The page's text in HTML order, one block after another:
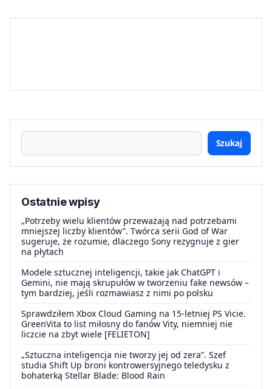
Szukaj
Ostatnie wpisy
„Potrzeby wielu klientów przeważają nad potrzebami
mniejszej liczby klientów”. Twórca serii God of War
sugeruje, że rozumie, dlaczego Sony rezygnuje z gier
na płytach
Modele sztucznej inteligencji, takie jak ChatGPT i
Gemini, nie mają skrupułów w tworzeniu fake newsów –
tym bardziej, jeśli rozmawiasz z nimi po polsku
Sprawdziłem Xbox Cloud Gaming na 15-letniej PS Vicie.
GreenVita to list miłosny do fanów Vity, niemniej nie
liczcie na zbyt wiele [FELIETON]
„Sztuczna inteligencja nie tworzy jej od zera”. Szef
studia Shift Up broni kontrowersyjnego teledysku z
bohaterką Stellar Blade: Blood Rain